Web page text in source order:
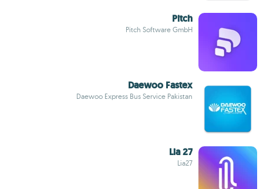
Pitch
Pitch Software GmbH
Daewoo Fastex
Daewoo Express Bus Service Pakistan
Lia 27
Lia27